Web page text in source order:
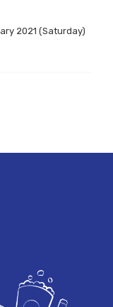
2021 (Saturday)